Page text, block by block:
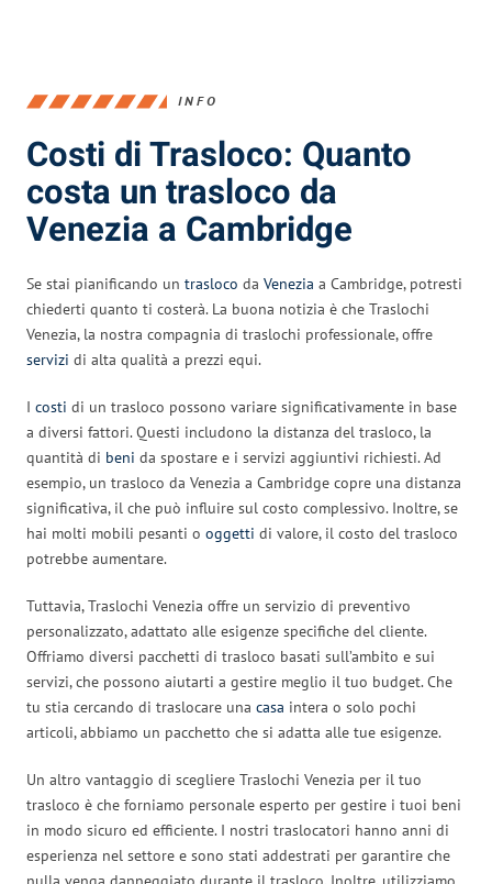
INFO
Costi di Trasloco: Quanto
costa un trasloco da
Venezia a Cambridge
Se stai pianificando un trasloco da Venezia a Cambridge, potresti
chiederti quanto ti costerà. La buona notizia è che Traslochi
Venezia, la nostra compagnia di traslochi professionale, offre
servizi di alta qualità a prezzi equi.
I costi di un trasloco possono variare significativamente in base
a diversi fattori. Questi includono la distanza del trasloco, la
quantità di beni da spostare e i servizi aggiuntivi richiesti. Ad
esempio, un trasloco da Venezia a Cambridge copre una distanza
significativa, il che può influire sul costo complessivo. Inoltre, se
hai molti mobili pesanti o oggetti di valore, il costo del trasloco
potrebbe aumentare.
Tuttavia, Traslochi Venezia offre un servizio di preventivo
personalizzato, adattato alle esigenze specifiche del cliente.
Offriamo diversi pacchetti di trasloco basati sull’ambito e sui
servizi, che possono aiutarti a gestire meglio il tuo budget. Che
tu stia cercando di traslocare una casa intera o solo pochi
articoli, abbiamo un pacchetto che si adatta alle tue esigenze.
Un altro vantaggio di scegliere Traslochi Venezia per il tuo
trasloco è che forniamo personale esperto per gestire i tuoi beni
in modo sicuro ed efficiente. I nostri traslocatori hanno anni di
esperienza nel settore e sono stati addestrati per garantire che